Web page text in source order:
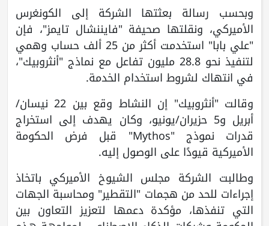
وبحسب رسالة بعثتها الشركة إلى الكونغرس
الأميركي، ونقلتها صحيفة "فايننشال تايمز"، فإن
"علي بابا" استخدمت أكثر من 25 ألف حساب وهمي
لتنفيذ نحو 28.8 مليون تفاعل مع نماذج "أنثروبيك"،
في انتهاك لشروط استخدام الخدمة.
وقالت "أنثروبيك" إن النشاط وقع بين 22 نيسان/
أبريل و5 حزيران/يونيو، وكان يهدف إلى استخراج
قدرات نموذج "Mythos" قبل فرض الحكومة
الأميركية قيودًا على الوصول إليه.
وطالبت الشركة مجلس الشيوخ الأميركي باتخاذ
إجراءات للحد من هجمات "التقطير" ومحاسبة الجهات
التي تنفذها، مؤكدة دعمها لتعزيز التعاون بين